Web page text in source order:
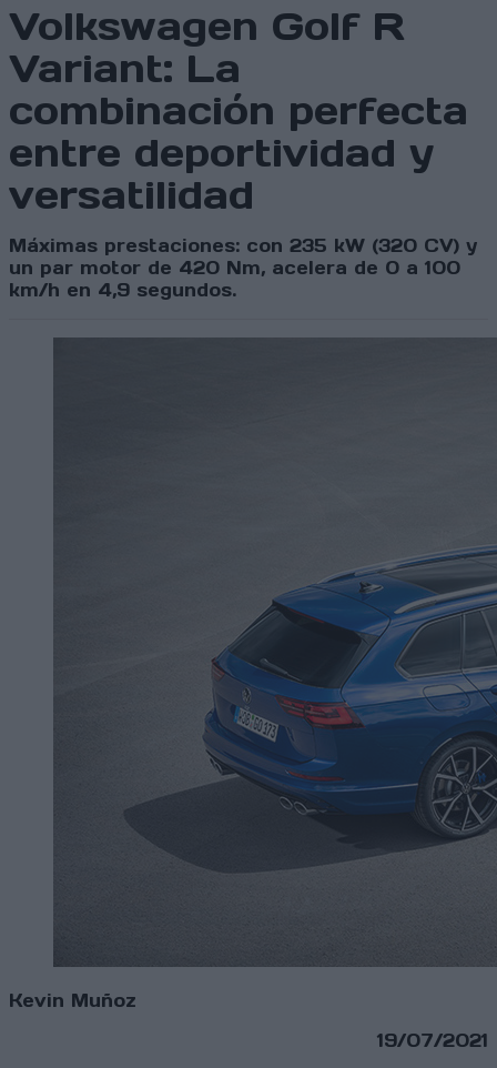
Volkswagen Golf R
Variant: La
combinación perfecta
entre deportividad y
versatilidad
Máximas prestaciones: con 235 kW (320 CV) y
un par motor de 420 Nm, acelera de 0 a 100
km/h en 4,9 segundos.
Kevin Muñoz
19/07/2021